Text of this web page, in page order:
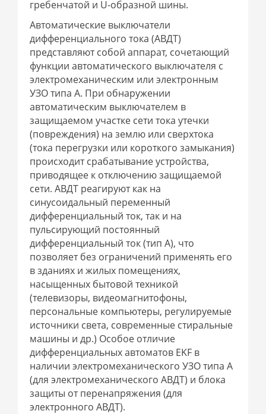
гребенчатой и U-образной шины.
Автоматические выключатели
дифференциального тока (АВДТ)
представляют собой аппарат, сочетающий
функции автоматического выключателя с
электромеханическим или электронным
УЗО типа А. При обнаружении
автоматическим выключателем в
защищаемом участке сети тока утечки
(повреждения) на землю или сверхтока
(тока перегрузки или короткого замыкания)
происходит срабатывание устройства,
приводящее к отключению защищаемой
сети. АВДТ реагируют как на
синусоидальный переменный
дифференциальный ток, так и на
пульсирующий постоянный
дифференциальный ток (тип А), что
позволяет без ограничений применять его
в зданиях и жилых помещениях,
насыщенных бытовой техникой
(телевизоры, видеомагнитофоны,
персональные компьютеры, регулируемые
источники света, современные стиральные
машины и др.) Особое отличие
дифференциальных автоматов EKF в
наличии электромеханического УЗО типа А
(для электромеханического АВДТ) и блока
защиты от перенапряжения (для
электронного АВДТ).